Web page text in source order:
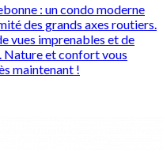
: un condo moderne
des grands axes routiers.
vues imprenables et de
Nature et confort vous
maintenant !